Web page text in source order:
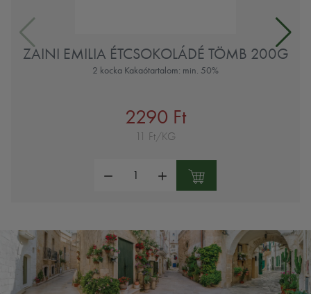
ZAINI EMILIA ÉTCSOKOLÁDÉ TÖMB 200G
2 kocka Kakaótartalom: min. 50%
2290 Ft
11 Ft/KG